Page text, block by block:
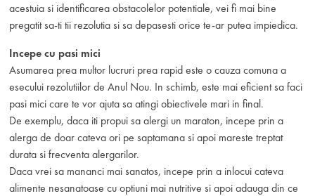
acestuia si identificarea obstacolelor potentiale, vei fi mai bine
pregatit sa-ti tii rezolutia si sa depasesti orice te-ar putea impiedica.
Incepe cu pasi mici
Asumarea prea multor lucruri prea rapid este o cauza comuna a
esecului rezolutiilor de Anul Nou. In schimb, este mai eficient sa faci
pasi mici care te vor ajuta sa atingi obiectivele mari in final.
De exemplu, daca iti propui sa alergi un maraton, incepe prin a
alerga de doar cateva ori pe saptamana si apoi mareste treptat
durata si frecventa alergarilor.
Daca vrei sa mananci mai sanatos, incepe prin a inlocui cateva
alimente nesanatoase cu optiuni mai nutritive si apoi adauga din ce